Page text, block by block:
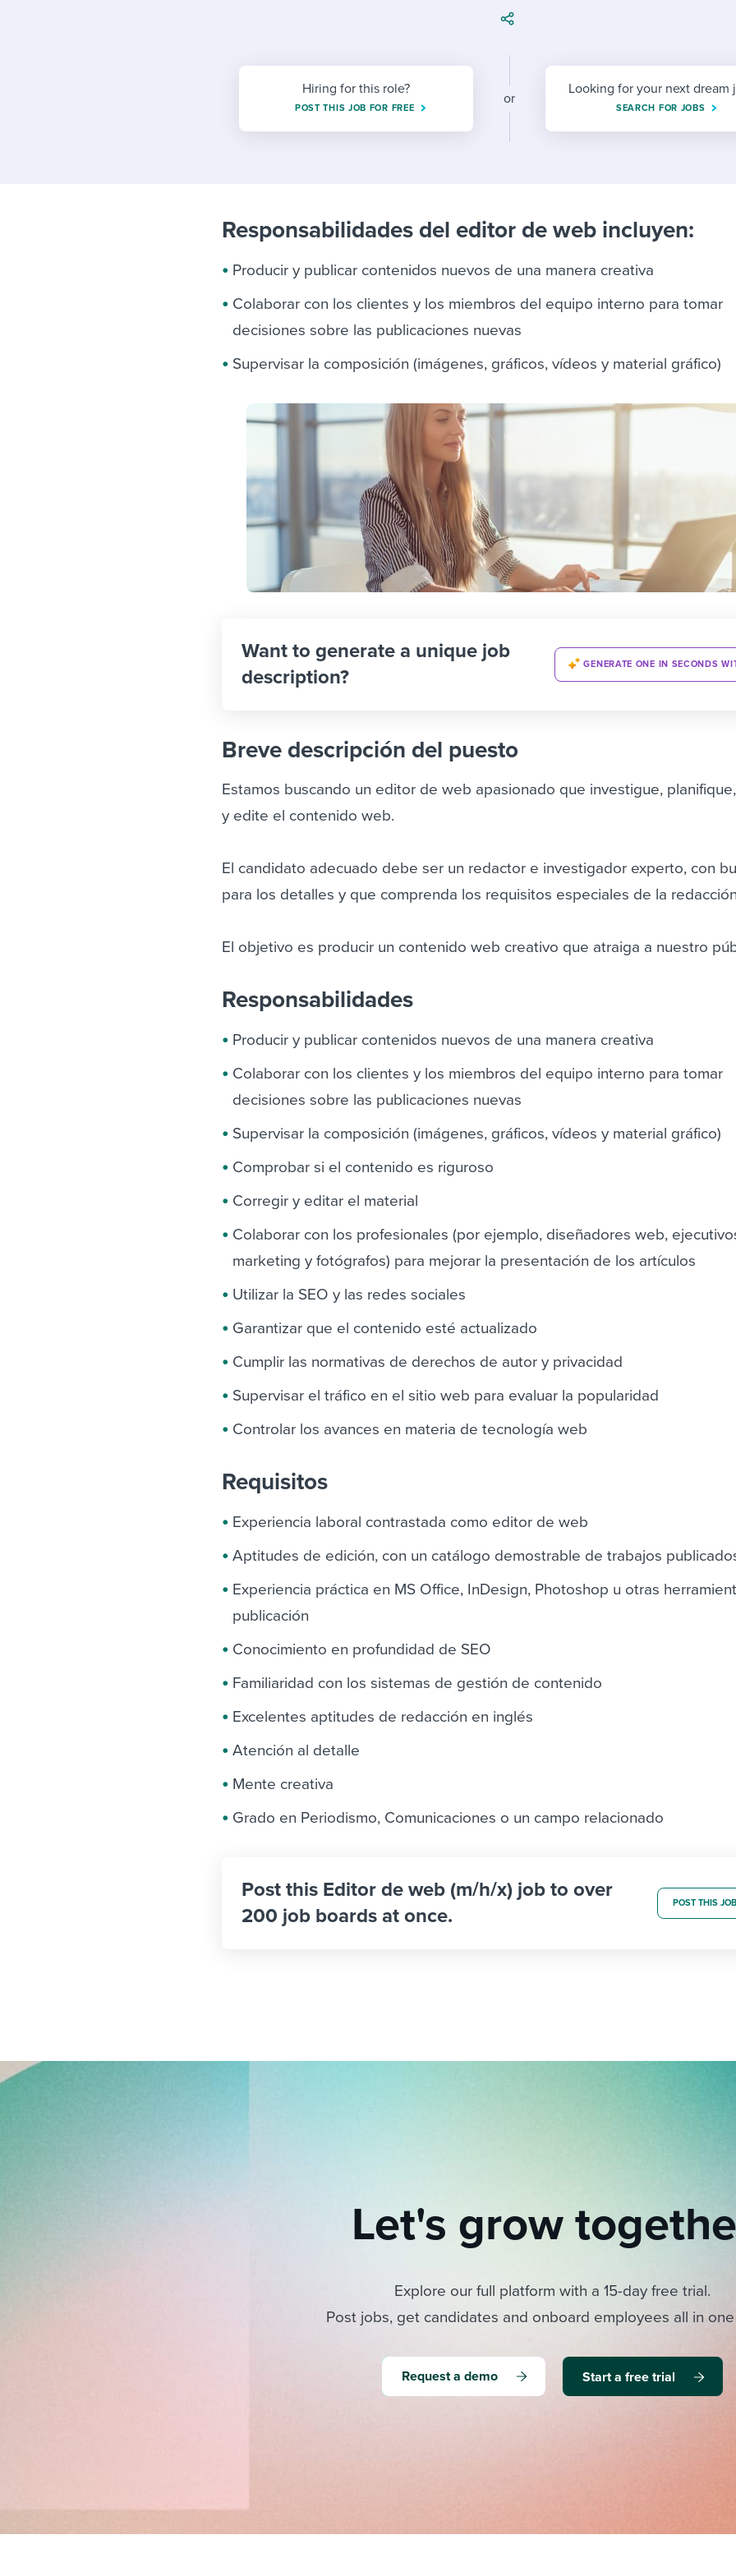
Attend webinars & events Workable customer stories
Hiring for this role?
POST THIS JOB FOR FREE
or
Looking for your next dream
SEARCH FOR JOBS
Responsabilidades del editor de web incluyen:
Producir y publicar contenidos nuevos de una manera creativa
Colaborar con los clientes y los miembros del equipo interno para tomar
decisiones sobre las publicaciones nuevas
Supervisar la composición (imágenes, gráficos, vídeos y material gráfico)
Want to generate a unique job
description?
GENERATE ONE IN SECONDS
Breve descripción del puesto
Estamos buscando un editor de web apasionado que investigue,
y edite el contenido web.
El candidato adecuado debe ser un redactor e investigador experto, con
para los detalles y que comprenda los requisitos especiales de la
El objetivo es producir un contenido web creativo que atraiga a nuestro
Responsabilidades
Producir y publicar contenidos nuevos de una manera creativa
Colaborar con los clientes y los miembros del equipo interno para tomar
decisiones sobre las publicaciones nuevas
Supervisar la composición (imágenes, gráficos, vídeos y material gráfico)
Comprobar si el contenido es riguroso
Corregir y editar el material
Colaborar con los profesionales (por ejemplo, diseñadores web,
marketing y fotógrafos) para mejorar la presentación de los artículos
Utilizar la SEO y las redes sociales
Garantizar que el contenido esté actualizado
Cumplir las normativas de derechos de autor y privacidad
Supervisar el tráfico en el sitio web para evaluar la popularidad
Controlar los avances en materia de tecnología web
Requisitos
Experiencia laboral contrastada como editor de web
Aptitudes de edición, con un catálogo demostrable de trabajos
Experiencia práctica en MS Office, InDesign, Photoshop u otras
publicación
Conocimiento en profundidad de SEO
Familiaridad con los sistemas de gestión de contenido
Excelentes aptitudes de redacción en inglés
Atención al detalle
Mente creativa
Grado en Periodismo, Comunicaciones o un campo relacionado
Post this Editor de web (m/h/x) job to over
200 job boards at once.
POST THIS
Let's grow
Explore our full platform with a 15-day free trial.
Post jobs, get candidates and onboard employees all in
Request a demo Start a free trial